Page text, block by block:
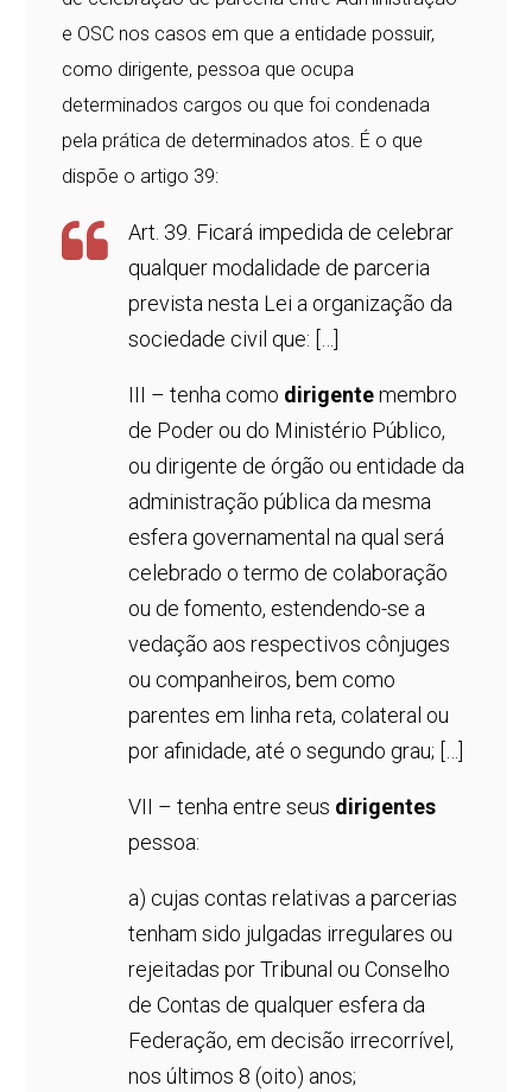
e OSC nos casos em que a entidade possuir,
como dirigente, pessoa que ocupa
determinados cargos ou que foi condenada
pela prática de determinados atos. É o que
dispõe o artigo 39:
Art. 39. Ficará impedida de celebrar
qualquer modalidade de parceria
prevista nesta Lei a organização da
sociedade civil que: […]
III – tenha como dirigentemembro
de Poder ou do Ministério Público,
ou dirigente de órgão ou entidade da
administração pública da mesma
esfera governamental na qual será
celebrado o termo de colaboração
ou de fomento, estendendo-se a
vedação aos respectivos cônjuges
ou companheiros, bem como
parentes em linha reta, colateral ou
por afinidade, até o segundo grau; […]
VII – tenha entre seus dirigentes
pessoa:
a) cujas contas relativas a parcerias
tenham sido julgadas irregulares ou
rejeitadas por Tribunal ou Conselho
de Contas de qualquer esfera da
Federação, em decisão irrecorrível,
nos últimos 8 (oito) anos;